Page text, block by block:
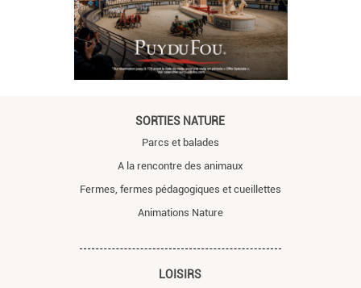
SORTIES NATURE
Parcs et balades
A la rencontre des animaux
Fermes, fermes pédagogiques et cueillettes
Animations Nature
LOISIRS